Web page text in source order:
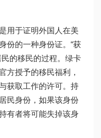
用于证明外国人在美
份的一种身份证。“获
的移民的过程。绿卡
方授予的移民福利，
获取工作的许可。持
民身份，如果该身份
有者将可能失掉该身